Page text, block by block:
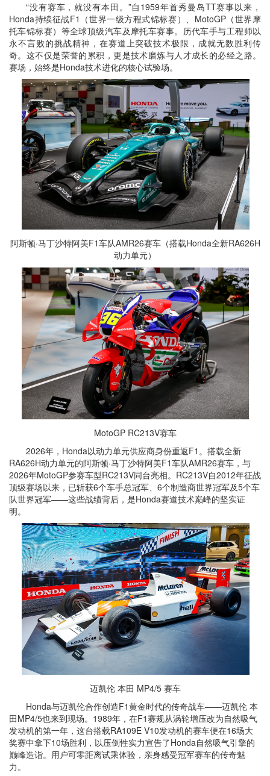
“没有赛车，就没有本田。”自1959年首秀曼岛TT赛事以来，
Honda持续征战F1（世界一级方程式锦标赛）、MotoGP（世界摩
托车锦标赛）等全球顶级汽车及摩托车赛事。历代车手与工程师以
永不言败的挑战精神，在赛道上突破技术极限，成就无数胜利传
奇。这不仅是荣誉的累积，更是技术磨炼与人才成长的必经之路。
赛场，始终是Honda技术进化的核心试验场。
阿斯顿·马丁沙特阿美F1车队AMR26赛车（搭载Honda全新RA626H
动力单元）
MotoGP RC213V赛车
2026年，Honda以动力单元供应商身份重返F1。 搭载全新
RA626H动力单元的阿斯顿·马丁沙特阿美F1车队AMR26赛车，与
2026年MotoGP参赛车型RC213V同台亮相。RC213V自2012年征战
顶级赛场以来，已斩获6个车手总冠军、6个制造商世界冠军及5个车
队世界冠军——这些战绩背后，是Honda赛道技术巅峰的坚实证
明。
迈凯伦 本田 MP4/5 赛车
Honda与迈凯伦合作创造F1黄金时代的传奇战车——迈凯伦 本
田MP4/5也来到现场。1989年，在F1赛规从涡轮增压改为自然吸气
发动机的第一年，这台搭载RA109E V10发动机的赛车便在16场大
奖赛中拿下10场胜利，以压倒性实力宣告了Honda自然吸气引擎的
巅峰造诣。用户可零距离试乘体验，亲身感受冠军赛车的传奇魅
力。